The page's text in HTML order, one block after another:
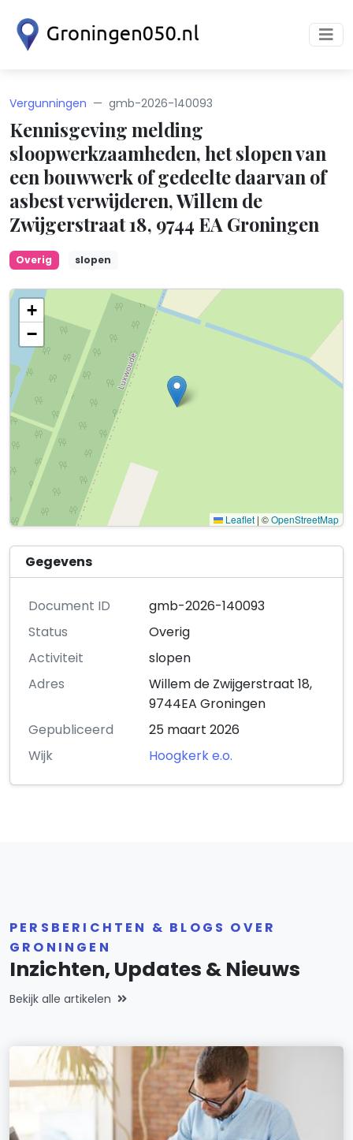
Vergunningen gmb-2026-140093
Kennisgeving melding
sloopwerkzaamheden, het slopen van
een bouwwerk of gedeelte daarvan of
asbest verwijderen, Willem de
Zwijgerstraat 18, 9744 EA Groningen
Overig slopen
+
−
Leaflet | ©OpenStreetMap
Gegevens
Document ID
gmb-2026-140093
Status
Overig
Activiteit
slopen
Adres
Willem de Zwijgerstraat 18,
9744EA Groningen
Gepubliceerd
25 maart 2026
Wijk
Hoogkerk e.o.
PERSBERICHTEN & BLOGS OVER
GRONINGEN
Inzichten, Updates & Nieuws
Bekijk alle artikelen